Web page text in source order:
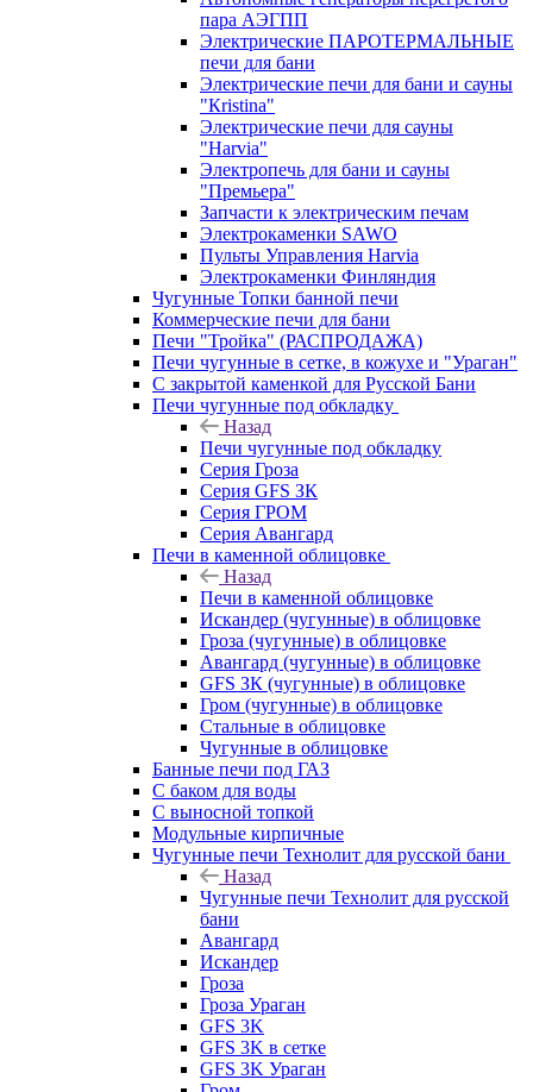
пара АЭГПП
Электрические ПАРОТЕРМАЛЬНЫЕ
печи для бани
Электрические печи для бани и сауны
"Кristina"
Электрические печи для сауны
"Harvia"
Электропечь для бани и сауны
"Премьера"
Запчасти к электрическим печам
Электрокаменки SAWO
Пульты Управления Harvia
Электрокаменки Финляндия
Чугунные Топки банной печи
Коммерческие печи для бани
Печи "Тройка" (РАСПРОДАЖА)
Печи чугунные в сетке, в кожухе и "Ураган"
С закрытой каменкой для Русской Бани
Печи чугунные под обкладку
Назад
Печи чугунные под обкладку
Серия Гроза
Серия GFS ЗК
Серия ГРОМ
Серия Авангард
Печи в каменной облицовке
Назад
Печи в каменной облицовке
Искандер (чугунные) в облицовке
Гроза (чугунные) в облицовке
Авангард (чугунные) в облицовке
GFS ЗК (чугунные) в облицовке
Гром (чугунные) в облицовке
Стальные в облицовке
Чугунные в облицовке
Банные печи под ГАЗ
С баком для воды
С выносной топкой
Модульные кирпичные
Чугунные печи Технолит для русской бани
Назад
Чугунные печи Технолит для русской
бани
Авангард
Искандер
Гроза
Гроза Ураган
GFS 3K
GFS 3K в сетке
GFS 3K Ураган